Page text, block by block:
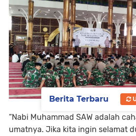
“Nabi Muhammad SAW adalah
umatnya. Jika kita ingin selamat
Berita Terbaru